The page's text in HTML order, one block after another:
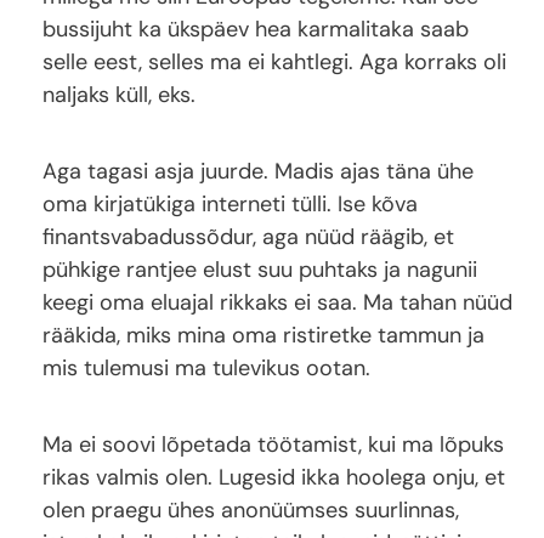
bussijuht ka ükspäev hea karmalitaka saab
selle eest, selles ma ei kahtlegi. Aga korraks oli
naljaks küll, eks.
Aga tagasi asja juurde. Madis ajas täna ühe
oma kirjatükiga interneti tülli. Ise kõva
finantsvabadussõdur, aga nüüd räägib, et
pühkige rantjee elust suu puhtaks ja nagunii
keegi oma eluajal rikkaks ei saa. Ma tahan nüüd
rääkida, miks mina oma ristiretke tammun ja
mis tulemusi ma tulevikus ootan.
Ma ei soovi lõpetada töötamist, kui ma lõpuks
rikas valmis olen. Lugesid ikka hoolega onju, et
olen praegu ühes anonüümses suurlinnas,